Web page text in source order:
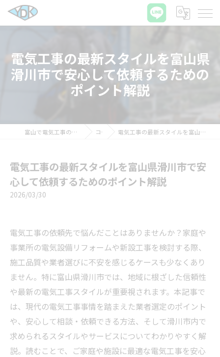
電気工事の最新スタイルを富山県
滑川市で安心して依頼するための
ポイント解説
富山で電気工事の求人ならワイディケイ株式会社 コラム 電気工事の最新スタイルを富山県滑川市で安心して依頼するためのポイント解説
電気工事の最新スタイルを富山県滑川市で安
心して依頼するためのポイント解説
2026/03/30
電気工事の依頼先で悩んだことはありませんか？家庭や
事業所の電気設備リフォームや新設工事を検討する際、
施工品質や業者選びに不安を感じるケースも少なくあり
ません。特に富山県滑川市では、地域に根ざした信頼性
や最新の電気工事スタイルが重要視されます。本記事で
は、現代の電気工事事情を踏まえた業者選定のポイント
や、安心して相談・依頼できる方法、そして滑川市内で
求められるスタイルやサービスについてわかりやすく解
説。読むことで、ご家庭や施設に最適な電気工事を安心